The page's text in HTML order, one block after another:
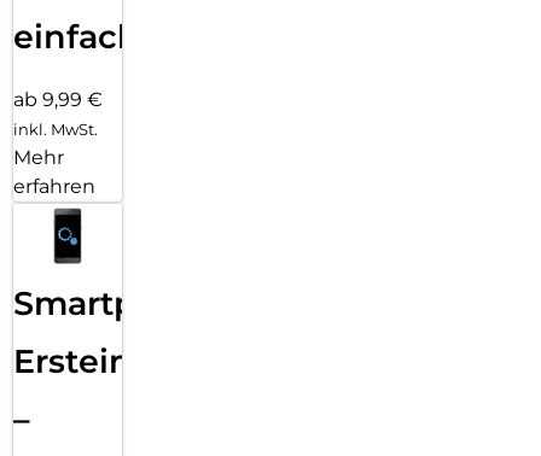
einfach
ab 9,99 €
inkl. MwSt.
Mehr
erfahren
Smartphone
Ersteinrichtung
–